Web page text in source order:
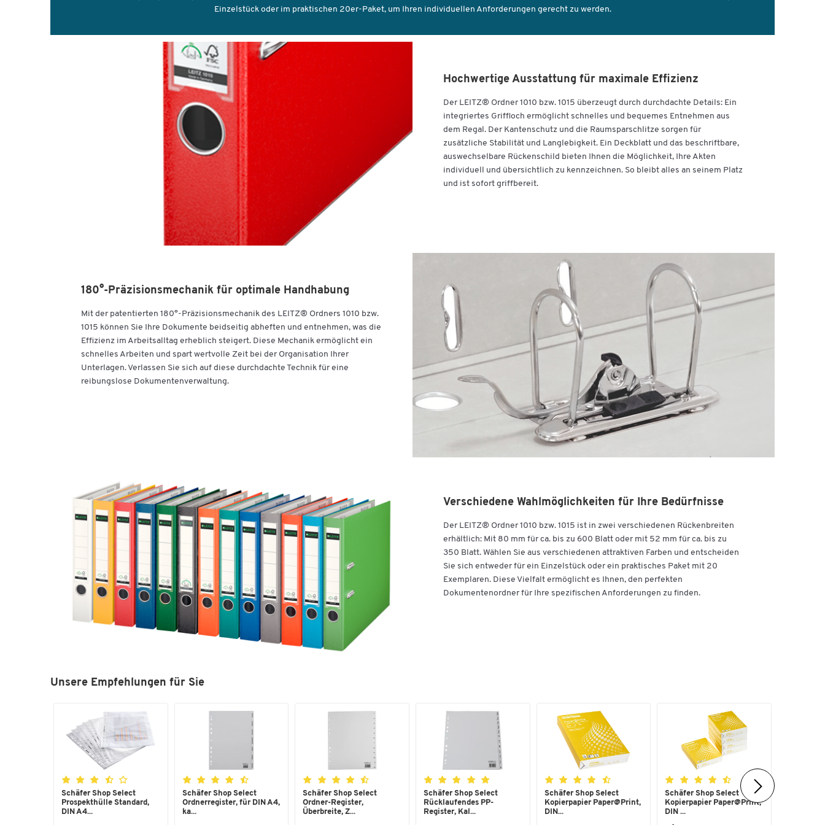
Ein Deckblatt sowie ein beschriftbares, auswechselbares
Inhaltes vervollständigen die Ausstattung des
Hergestellt aus strapazierfähigem und abwaschbarem
Polypropylen, bietet der LEITZ® Ordner 1010
beziehungsweise 1015 eine zuverlässige und langlebige
Lösung für Ihr Büro. Mit einer 5-jährigen Garantie
unterstreicht LEITZ® die hohe Qualität und Beständigkeit
dieses Dokumentenordners.
Einzelstück oder im praktischen 20er-Paket, um Ihren individuellen Anforderungen gerecht zu werden.
Hochwertige Ausstattung für maximale Effizienz
Der LEITZ® Ordner 1010 bzw. 1015 überzeugt durch durchdachte Details: Ein
integriertes Griffloch ermöglicht schnelles und bequemes Entnehmen aus
dem Regal. Der Kantenschutz und die Raumsparschlitze sorgen für
zusätzliche Stabilität und Langlebigkeit. Ein Deckblatt und das beschriftbare,
auswechselbare Rückenschild bieten Ihnen die Möglichkeit, Ihre Akten
individuell und übersichtlich zu kennzeichnen. So bleibt alles an seinem Platz
und ist sofort griffbereit.
180°-Präzisionsmechanik für optimale Handhabung
Mit der patentierten 180°-Präzisionsmechanik des LEITZ® Ordners 1010 bzw.
1015 können Sie Ihre Dokumente beidseitig abheften und entnehmen, was die
Effizienz im Arbeitsalltag erheblich steigert. Diese Mechanik ermöglicht ein
schnelles Arbeiten und spart wertvolle Zeit bei der Organisation Ihrer
Unterlagen. Verlassen Sie sich auf diese durchdachte Technik für eine
reibungslose Dokumentenverwaltung.
Verschiedene Wahlmöglichkeiten für Ihre Bedürfnisse
Der LEITZ® Ordner 1010 bzw. 1015 ist in zwei verschiedenen Rückenbreiten
erhältlich: Mit 80 mm für ca. bis zu 600 Blatt oder mit 52 mm für ca. bis zu
350 Blatt. Wählen Sie aus verschiedenen attraktiven Farben und entscheiden
Sie sich entweder für ein Einzelstück oder ein praktisches Paket mit 20
Exemplaren. Diese Vielfalt ermöglicht es Ihnen, den perfekten
Dokumentenordner für Ihre spezifischen Anforderungen zu finden.
Unsere Empfehlungen für Sie
Schäfer Shop Select
Prospekthülle Standard,
DIN A4...
Schäfer Shop Select
Ordnerregister, für DIN A4,
ka...
Schäfer Shop Select
Ordner-Register,
Überbreite, Z...
Schäfer Shop Select
Rücklaufendes PP-
Register, Kal...
Schäfer Shop Select
Kopierpapier Paper@Print,
DIN...
Schäfer Shop Select
Kopierpapier Paper@Print,
DIN ...